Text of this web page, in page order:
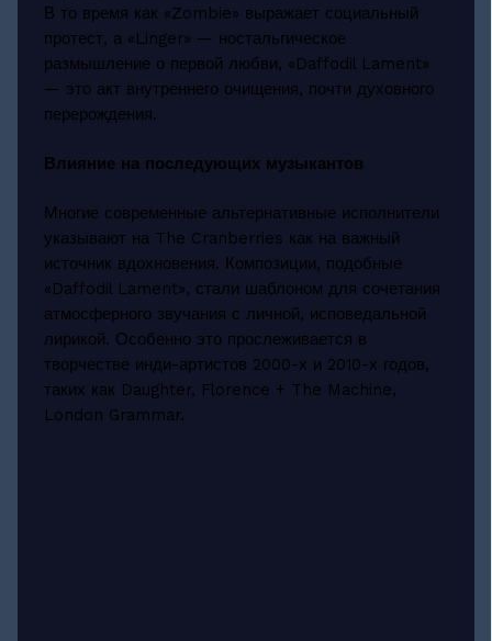
В то время как «Zombie» выражает социальный
протест, а «Linger» — ностальгическое
размышление о первой любви, «Daffodil Lament»
— это акт внутреннего очищения, почти духовного
перерождения.
Влияние на последующих музыкантов
Многие современные альтернативные исполнители
указывают на The Cranberries как на важный
источник вдохновения. Композиции, подобные
«Daffodil Lament», стали шаблоном для сочетания
атмосферного звучания с личной, исповедальной
лирикой. Особенно это прослеживается в
творчестве инди-артистов 2000-х и 2010-х годов,
таких как Daughter, Florence + The Machine,
London Grammar.